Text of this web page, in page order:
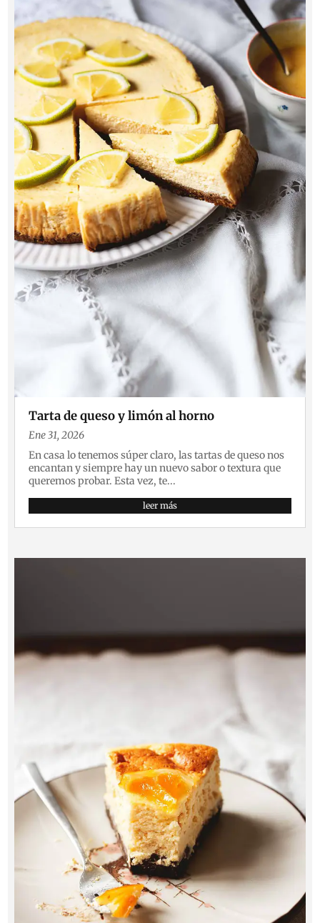
Tarta de queso y limón al horno
Ene 31, 2026
En casa lo tenemos súper claro, las tartas de queso nos
encantan y siempre hay un nuevo sabor o textura que
queremos probar. Esta vez, te...
leer más